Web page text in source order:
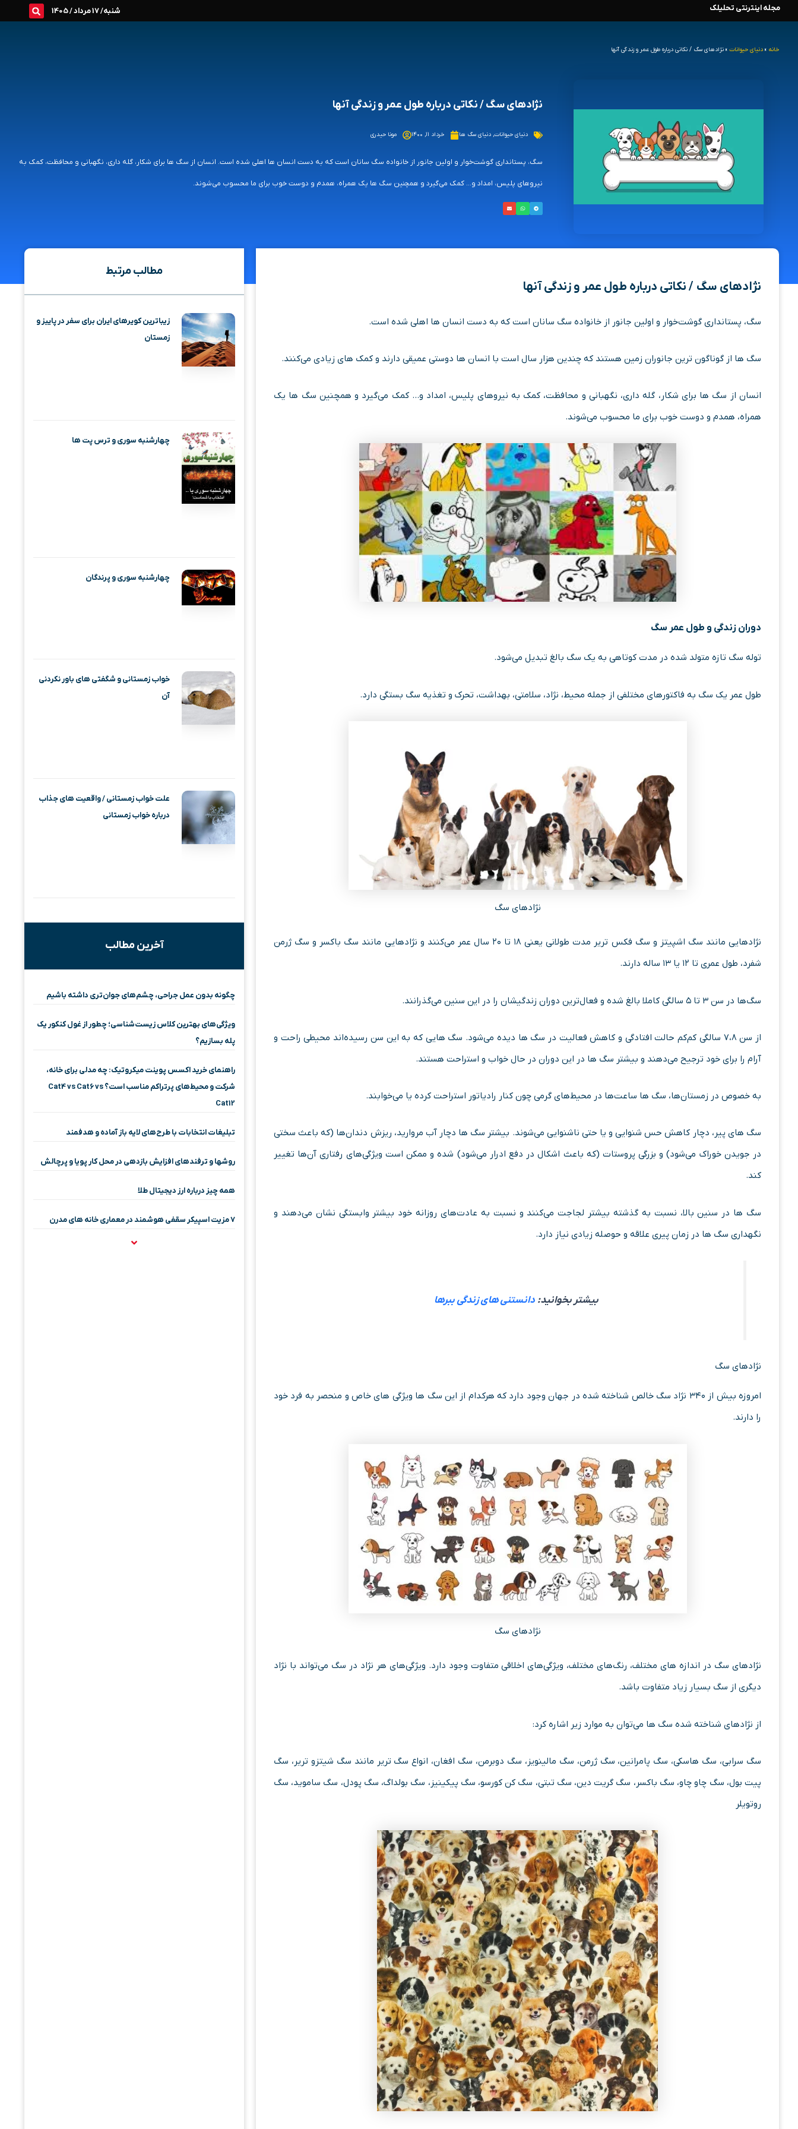
محتوا
مجله اینترنتی تحلیلک شنبه/ 17 مرداد / 1405
خانه » دنیای حیوانات » نژادهای سگ / نکاتی درباره طول عمر و زندگی آنها
نژادهای سگ / نکاتی درباره طول عمر و زندگی آنها
دنیای حیوانات, دنیای سگ ها خرداد ۱۱, ۱۴۰۰ مونا حیدری
سگ، پستانداری گوشت‌خوار و اولین جانور از خانواده سگ سانان است که به دست انسان ها اهلی شده‌ است. انسان از سگ ها برای شکار، گله داری، نگهبانی و محافظت، کمک به
نیروهای پلیس، امداد و... کمک می‌گیرد و همچنین سگ ها یک همراه، همدم و دوست خوب برای ما محسوب می‌شوند.
نژادهای سگ / نکاتی درباره طول عمر و زندگی آنها
سگ، پستانداری گوشت‌خوار و اولین جانور از خانواده سگ سانان است که به دست انسان ها اهلی شده‌ است.
سگ ها از گوناگون ترین جانوران زمین هستند که چندین هزار سال است با انسان ها دوستی عمیقی دارند و کمک های زیادی می‌کنند.
انسان از سگ ها برای شکار، گله داری، نگهبانی و محافظت، کمک به نیروهای پلیس، امداد و… کمک می‌گیرد و همچنین سگ ها یک
همراه، همدم و دوست خوب برای ما محسوب می‌شوند.
دوران زندگی و طول عمر سگ
توله سگ تازه متولد شده در مدت کوتاهی به یک سگ بالغ تبدیل می‌شود.
طول عمر یک سگ به فاکتورهای مختلفی از جمله محیط، نژاد، سلامتی، بهداشت، تحرک و تغذیه سگ بستگی دارد.
نژادهای سگ
نژادهایی مانند سگ اشپیتز و سگ فکس تریر مدت طولانی یعنی ۱۸ تا ۲۰ سال عمر می‌کنند و نژادهایی مانند سگ باکسر و سگ ژرمن
شفرد، طول عمری تا ۱۲ یا ۱۳ ساله دارند.
سگ‌ها در سن ۳ تا ۵ سالگی کاملا بالغ شده و فعال‌ترین دوران زندگیشان را در این سنین می‌گذرانند.
از سن ۷،۸ سالگی کم‌کم حالت افتادگی و کاهش فعالیت در سگ ها دیده می‌شود. سگ‌ هایی که به این سن رسیده‌اند محیطی راحت و
آرام را برای خود ترجیح می‌دهند و بیشتر سگ ها در این دوران در حال خواب و استراحت هستند.
به خصوص در زمستان‌ها، سگ ها ساعت‌ها در محیط‌های گرمی چون کنار رادیاتور استراحت کرده یا می‌خوابند.
سگ‌ های پیر، دچار کاهش حس شنوایی و یا حتی ناشنوایی می‌شوند. بیشتر سگ ها دچار آب مروارید، ریزش دندان‌ها (که باعث سختی
در جویدن خوراک می‌شود) و بزرگی پروستات (که باعث اشکال در دفع ادرار می‌شود) شده و ممکن است ویژگی‌های رفتاری آن‌ها تغییر
کند.
سگ ها در سنین بالا، نسبت به گذشته بیشتر لجاجت می‌کنند و نسبت به عادت‌های روزانه خود بیشتر وابستگی نشان می‌دهند و
نگهداری سگ ها در زمان پیری علاقه و حوصله زیادی نیاز دارد.
بیشتر بخوانید: دانستنی‌ های زندگی ببرها
نژادهای سگ
امروزه بیش از ۳۴۰ نژاد سگ خالص شناخته شده در جهان وجود دارد که هرکدام از این سگ ها ویژگی های خاص و منحصر به فرد خود
را دارند.
نژادهای سگ
نژادهای سگ در اندازه های مختلف، رنگ‌های مختلف، ویژگی‌های اخلاقی متفاوت وجود دارد. ویژگی‌های هر نژاد در سگ می‌تواند با نژاد
دیگری از سگ بسیار زیاد متفاوت باشد.
از نژادهای شناخته شده سگ ها می‌توان به موارد زیر اشاره کرد:
سگ سرابی، سگ هاسکی، سگ پامرانین، سگ ژرمن، سگ مالینویز، سگ دوبرمن، سگ افغان، انواع سگ تریر مانند سگ شیتزو تریر، سگ
پیت بول، سگ چاو چاو، سگ باکسر، سگ گریت دین، سگ تبتی، سگ کن کورسو، سگ پیکینیز، سگ بولداگ، سگ پودل، سگ ساموید، سگ
روتویلر
مطالب مرتبط
زیباترین کویرهای ایران برای سفر در پاییز و
زمستان
چهارشنبه‌ سوری و ترس پت‌ ها
چهارشنبه‌ سوری و پرندگان
خواب زمستانی و شگفتی های باور نکردنی
آن
علت خواب زمستانی / واقعیت‌ های جذاب
درباره خواب زمستانی
آخرین مطالب
چگونه بدون عمل جراحی، چشم‌های جوان‌تری داشته باشیم
ویژگی‌های بهترین کلاس زیست‌شناسی؛ چطور از غول کنکور یک
پله بسازیم؟
راهنمای خرید اکسس پوینت میکروتیک: چه مدلی برای خانه،
شرکت و محیط‌های پرتراکم مناسب است؟ Cat4 vs Cat6 vs
Cat12
تبلیغات انتخابات با طرح‌های لایه باز آماده و هدفمند
روشها و ترفندهای افزایش بازدهی در محل کار پویا و پرچالش
همه چیز درباره ارز دیجیتال طلا
۷ مزیت اسپیکر سقفی هوشمند در معماری خانه‌ های مدرن